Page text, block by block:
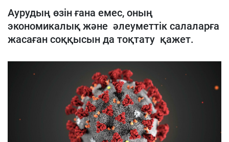
Аурудың өзін ғана емес, оның
экономикалық және әлеуметтік салаларға
жасаған соққысын да тоқтату қажет.